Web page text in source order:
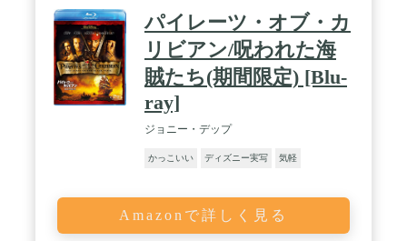
パイレーツ・オブ・カ
リビアン/呪われた海
賊たち(期間限定) [Blu-
ray]
ジョニー・デップ
かっこいい ディズニー実写 気軽
Amazonで詳しく見る